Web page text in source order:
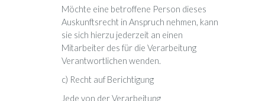
Möchte eine betroffene Person dieses
Auskunftsrecht in Anspruch nehmen, kann
sie sich hierzu jederzeit an einen
Mitarbeiter des für die Verarbeitung
Verantwortlichen wenden.
c) Recht auf Berichtigung
Jede von der Verarbeitung